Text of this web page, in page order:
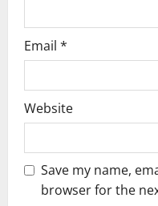
Email *
Website
Save my name,
browser for the